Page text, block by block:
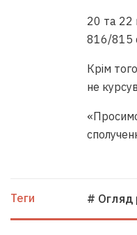
20 та 22
816/815
Крім
не
Теги # Огляд